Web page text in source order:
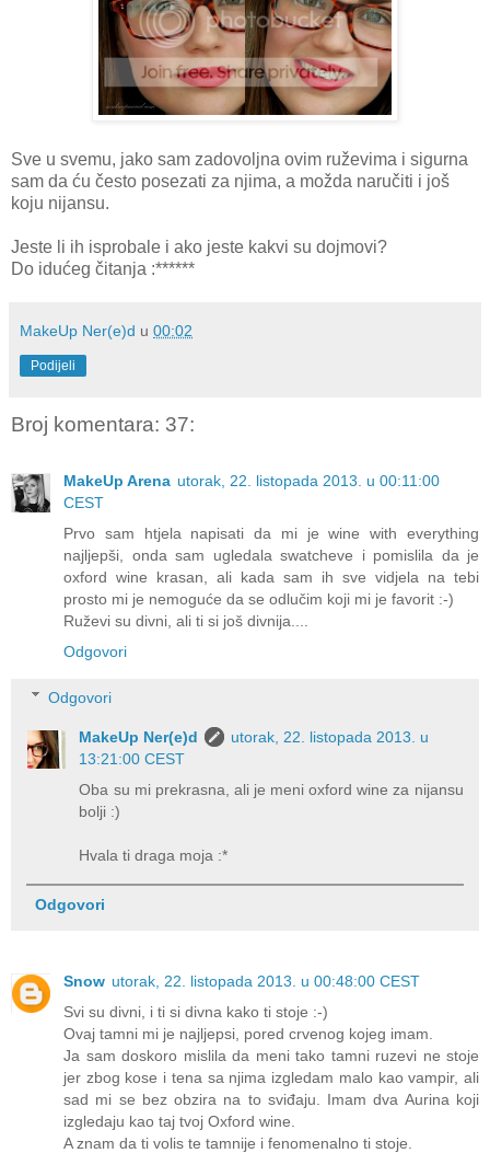
Sve u svemu, jako sam zadovoljna ovim ruževima i sigurna
sam da ću često posezati za njima, a možda naručiti i još
koju nijansu.
Jeste li ih isprobale i ako jeste kakvi su dojmovi?
Do idućeg čitanja :******
MakeUp Ner(e)d u 00:02
Podijeli
Broj komentara: 37:
MakeUp Arena utorak, 22. listopada 2013. u 00:11:00
CEST
Prvo sam htjela napisati da mi je wine with everything
najljepši, onda sam ugledala swatcheve i pomislila da je
oxford wine krasan, ali kada sam ih sve vidjela na tebi
prosto mi je nemoguće da se odlučim koji mi je favorit :-)
Ruževi su divni, ali ti si još divnija....
Odgovori
Odgovori
MakeUp Ner(e)d
utorak, 22. listopada 2013. u
13:21:00 CEST
Oba su mi prekrasna, ali je meni oxford wine za nijansu
bolji :)
Hvala ti draga moja :*
Odgovori
Snow utorak, 22. listopada 2013. u 00:48:00 CEST
Svi su divni, i ti si divna kako ti stoje :-)
Ovaj tamni mi je najljepsi, pored crvenog kojeg imam.
Ja sam doskoro mislila da meni tako tamni ruzevi ne stoje
jer zbog kose i tena sa njima izgledam malo kao vampir, ali
sad mi se bez obzira na to sviđaju. Imam dva Aurina koji
izgledaju kao taj tvoj Oxford wine.
A znam da ti volis te tamnije i fenomenalno ti stoje.